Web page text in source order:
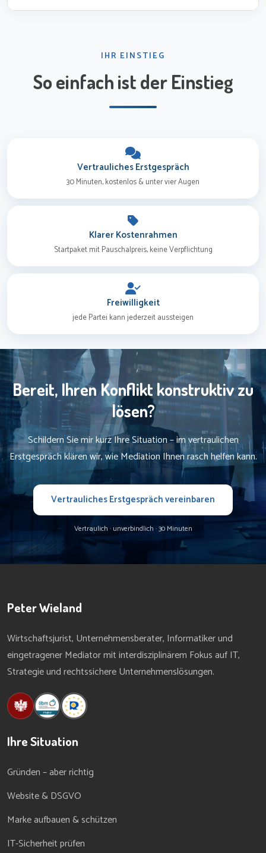
IHR EINSTIEG
So einfach ist der Einstieg
Vertrauliches Erstgespräch
30 Minuten, kostenlos & unter vier Augen
Klarer Kostenrahmen
Startpaket mit Pauschalpreis, keine Verpflichtung
Freiwilligkeit
jede Partei kann jederzeit aussteigen
Bereit, Ihren Konflikt konstruktiv zu
lösen?
Schildern Sie mir kurz Ihre Situation – im vertraulichen
Erstgespräch klären wir, wie Mediation Ihnen rasch helfen kann.
Vertrauliches Erstgespräch vereinbaren
Vertraulich · unverbindlich · 30 Minuten
Peter Wieland
Wirtschaftsjurist, Unternehmensberater, Informatiker und
eingetragener Mediator mit interdisziplinärem Fokus auf IT,
Strategie und rechtssichere Unternehmenslösungen.
Ihre Situation
Gründen – aber richtig
Website & DSGVO
Marke aufbauen & schützen
IT-Sicherheit prüfen